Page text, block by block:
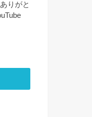
りがと